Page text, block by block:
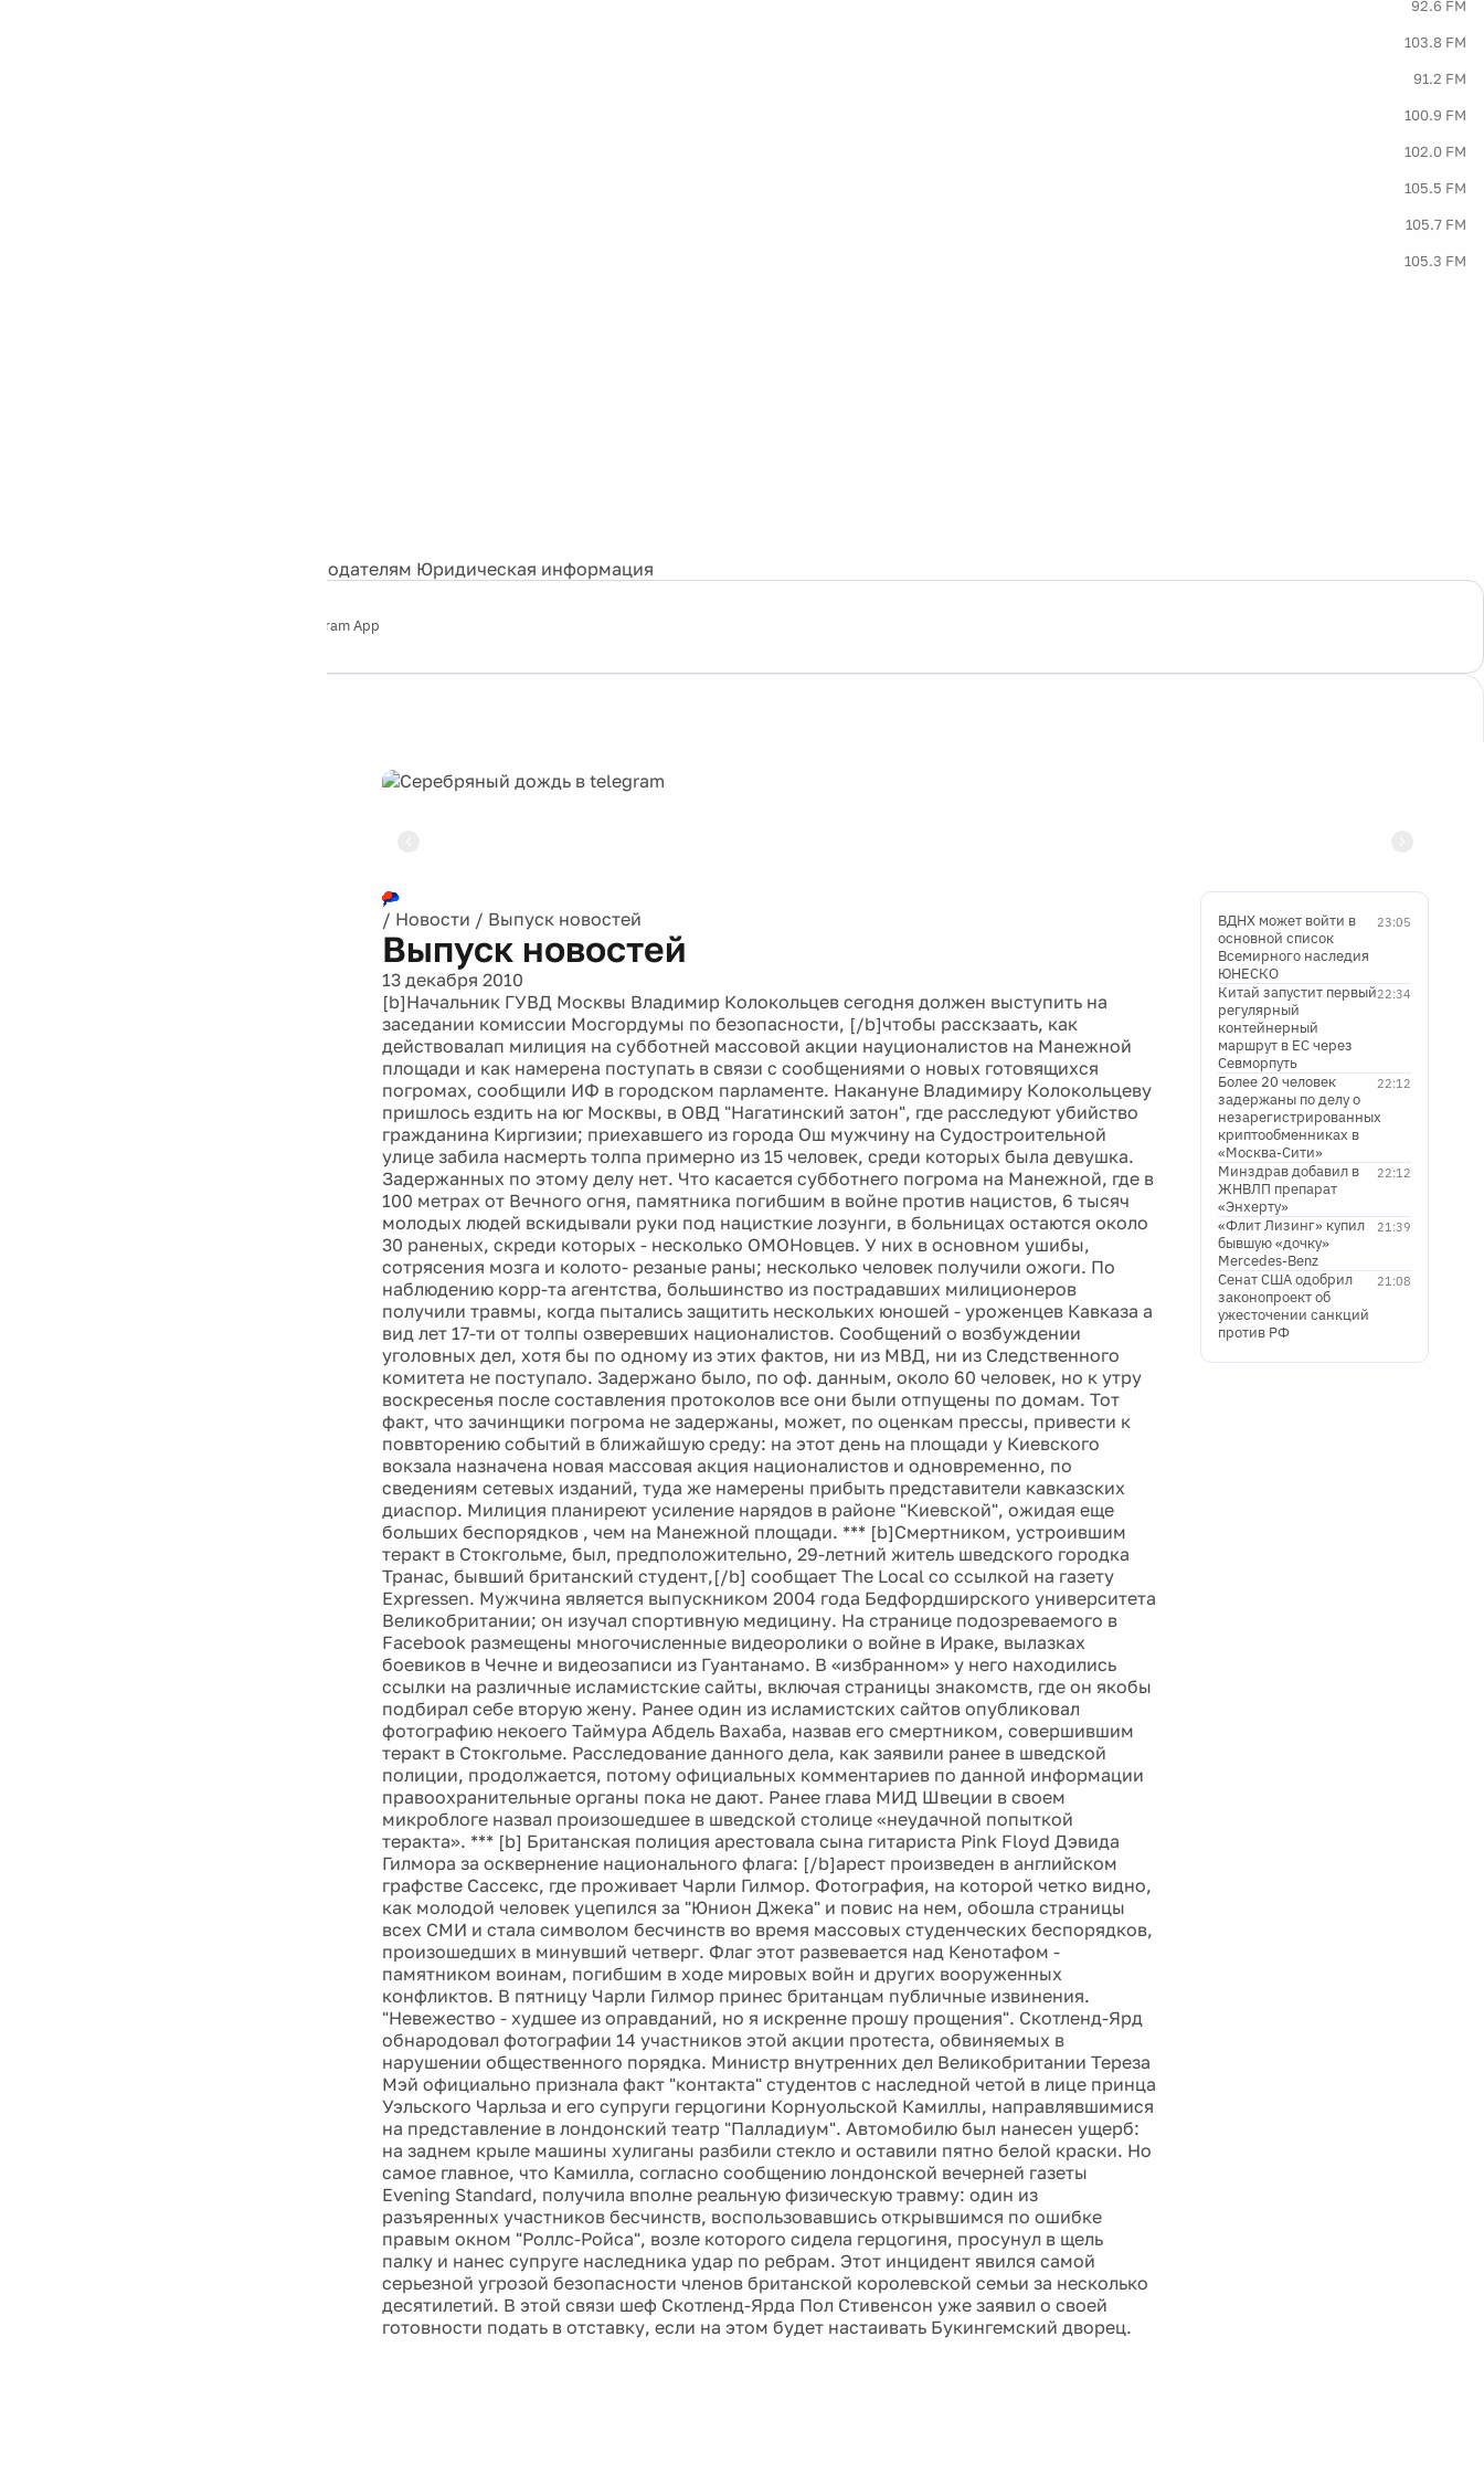
92.6 FM
103.8 FM
91.2 FM
100.9 FM
102.0 FM
105.5 FM
105.7 FM
105.3 FM
Рекламодателям Юридическая информация
Telegram App
/ Новости / Выпуск новостей
Выпуск новостей
13 декабря 2010
[b]Начальник ГУВД Москвы Владимир Колокольцев сегодня должен выступить на
заседании комиссии Мосгордумы по безопасности, [/b]чтобы расскзаать, как
действовалап милиция на субботней массовой акции науционалистов на Манежной
площади и как намерена поступать в связи с сообщениями о новых готовящихся
погромах, сообщили ИФ в городском парламенте. Накануне Владимиру Колокольцеву
пришлось ездить на юг Москвы, в ОВД "Нагатинский затон", где расследуют убийство
гражданина Киргизии; приехавшего из города Ош мужчину на Судостроительной
улице забила насмерть толпа примерно из 15 человек, среди которых была девушка.
Задержанных по этому делу нет. Что касается субботнего погрома на Манежной, где в
100 метрах от Вечного огня, памятника погибшим в войне против нацистов, 6 тысяч
молодых людей вскидывали руки под нацисткие лозунги, в больницах остаются около
30 раненых, скреди которых - несколько ОМОНовцев. У них в основном ушибы,
сотрясения мозга и колото- резаные раны; несколько человек получили ожоги. По
наблюдению корр-та агентства, большинство из пострадавших милиционеров
получили травмы, когда пытались защитить нескольких юношей - уроженцев Кавказа а
вид лет 17-ти от толпы озверевших националистов. Сообщений о возбуждении
уголовных дел, хотя бы по одному из этих фактов, ни из МВД, ни из Следственного
комитета не поступало. Задержано было, по оф. данным, около 60 человек, но к утру
воскресенья после составления протоколов все они были отпущены по домам. Тот
факт, что зачинщики погрома не задержаны, может, по оценкам прессы, привести к
поввторению событий в ближайшую среду: на этот день на площади у Киевского
вокзала назначена новая массовая акция националистов и одновременно, по
сведениям сетевых изданий, туда же намерены прибыть представители кавказских
диаспор. Милиция планиреют усиление нарядов в районе "Киевской", ожидая еще
больших беспорядков , чем на Манежной площади. *** [b]Смертником, устроившим
теракт в Стокгольме, был, предположительно, 29-летний житель шведского городка
Транас, бывший британский студент,[/b] сообщает The Local со ссылкой на газету
Expressen. Мужчина является выпускником 2004 года Бедфордширского университета
Великобритании; он изучал спортивную медицину. На странице подозреваемого в
Facebook размещены многочисленные видеоролики о войне в Ираке, вылазках
боевиков в Чечне и видеозаписи из Гуантанамо. В «избранном» у него находились
ссылки на различные исламистские сайты, включая страницы знакомств, где он якобы
подбирал себе вторую жену. Ранее один из исламистских сайтов опубликовал
фотографию некоего Таймура Абдель Вахаба, назвав его смертником, совершившим
теракт в Стокгольме. Расследование данного дела, как заявили ранее в шведской
полиции, продолжается, потому официальных комментариев по данной информации
правоохранительные органы пока не дают. Ранее глава МИД Швеции в своем
микроблоге назвал произошедшее в шведской столице «неудачной попыткой
теракта». *** [b] Британская полиция арестовала сына гитариста Pink Floyd Дэвида
Гилмора за осквернение национального флага: [/b]арест произведен в английском
графстве Сассекс, где проживает Чарли Гилмор. Фотография, на которой четко видно,
как молодой человек уцепился за "Юнион Джека" и повис на нем, обошла страницы
всех СМИ и стала символом бесчинств во время массовых студенческих беспорядков,
произошедших в минувший четверг. Флаг этот развевается над Кенотафом -
памятником воинам, погибшим в ходе мировых войн и других вооруженных
конфликтов. В пятницу Чарли Гилмор принес британцам публичные извинения.
"Невежество - худшее из оправданий, но я искренне прошу прощения". Скотленд-Ярд
обнародовал фотографии 14 участников этой акции протеста, обвиняемых в
нарушении общественного порядка. Министр внутренних дел Великобритании Тереза
Мэй официально признала факт "контакта" студентов с наследной четой в лице принца
Уэльского Чарльза и его супруги герцогини Корнуольской Камиллы, направлявшимися
на представление в лондонский театр "Палладиум". Автомобилю был нанесен ущерб:
на заднем крыле машины хулиганы разбили стекло и оставили пятно белой краски. Но
самое главное, что Камилла, согласно сообщению лондонской вечерней газеты
Evening Standard, получила вполне реальную физическую травму: один из
разъяренных участников бесчинств, воспользовавшись открывшимся по ошибке
правым окном "Роллс-Ройса", возле которого сидела герцогиня, просунул в щель
палку и нанес супруге наследника удар по ребрам. Этот инцидент явился самой
серьезной угрозой безопасности членов британской королевской семьи за несколько
десятилетий. В этой связи шеф Скотленд-Ярда Пол Стивенсон уже заявил о своей
готовности подать в отставку, если на этом будет настаивать Букингемский дворец.
23:05
ВДНХ может войти в
основной список
Всемирного наследия
ЮНЕСКО
22:34
Китай запустит первый
регулярный
контейнерный
маршрут в ЕС через
Севморпуть
22:12
Более 20 человек
задержаны по делу о
незарегистрированных
криптообменниках в
«Москва-Сити»
22:12
Минздрав добавил в
ЖНВЛП препарат
«Энхерту»
21:39
«Флит Лизинг» купил
бывшую «дочку»
Mercedes-Benz
21:08
Сенат США одобрил
законопроект об
ужесточении санкций
против РФ